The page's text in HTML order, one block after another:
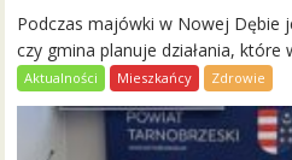
Podczas majówki w Nowej Dębie
czy gmina planuje działania, które
Aktualności Mieszkańcy Zdrowie